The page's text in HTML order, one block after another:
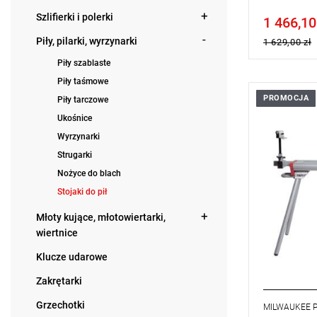
Szlifierki i polerki
Piły, pilarki, wyrzynarki
Piły szablaste
Piły taśmowe
Piły tarczowe
Ukośnice
Wyrzynarki
Strugarki
Nożyce do blach
Stojaki do pił
Młoty kujące, młotowiertarki,
wiertnice
Klucze udarowe
Zakrętarki
Grzechotki
Price tax
1
1 629,00 zł
• Waga: 23
•
• Min.
• Maks.
• Zwinięty
PROMOCJA
MILWAUKEE